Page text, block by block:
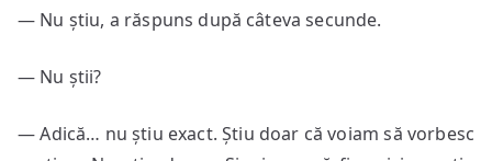
— Nu știu, a răspuns după câteva secunde.
— Nu știi?
— Adică… nu știu exact. Știu doar că voiam să vorbesc